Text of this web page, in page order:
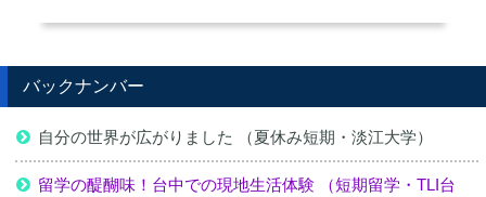
バックナンバー
自分の世界が広がりました （夏休み短期・淡江大学）
留学の醍醐味！台中での現地生活体験 （短期留学・TLI台